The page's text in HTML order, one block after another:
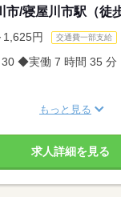
市/寝屋川市駅（徒
円 交通費一部支給
30 ◆実働 7 時間 35
もっと見る
求人詳細を見る